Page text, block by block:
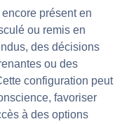
présent en
ou remis en
des décisions
ou des
configuration peut
favoriser
à des options